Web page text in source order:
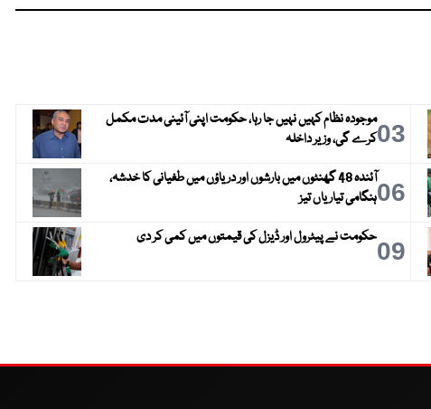
03موجودہ نظام کہیں نہیں جا رہا، حکومت اپنی آئینی مدت مکمل
کرے گی، وزیر داخلہ
06
آئندہ 48 گھنٹوں میں بارشوں اور دریاؤں میں طغیانی کا خدشہ،
ہنگامی تیاریاں تیز
09حکومت نے پیٹرول اور ڈیزل کی قیمتوں میں کمی کر دی